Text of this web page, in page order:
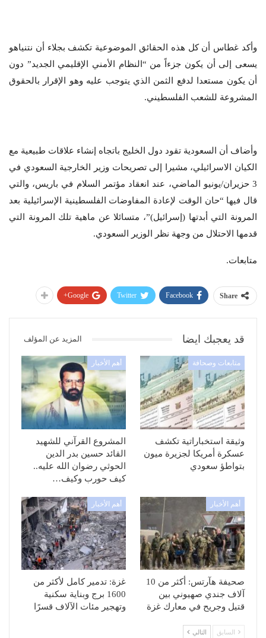
وأكد غطاس أن كل هذه الحقائق الموضوعية تكشف بجلاء أن نتنياهو
يسعى إلى أن يكون جزءاً من “النظام الأمني الإقليمي الجديد” دون
أن يكون مستعدا لدفع الثمن الذي يتوجب عليه وهو الإقرار بالحقوق
المشروعة للشعب الفلسطيني.
وأضاف أن السعودية تقود دول الخليج باتجاه إنشاء علاقات طبيعية مع
الكيان الاسرائيلي، مشيرا إلى تصريحات وزير الخارجية السعودي في
3 حزيران/يونيو الماضي، عند انعقاد مؤتمر السلام في باريس، والتي
قال فيها “حان الوقت لإعادة المفاوضات الفلسطينية الإسرائيلية بعد
المرونة التي أبدتها (إسرائيل)”، متسائلا عن ماهية تلك المرونة التي
قدمها الاحتلال من وجهة نظر الوزير السعودي.
متابعات.
Share
Facebook
Twitter
Google+
قد يعجبك ايضا المزيد عن المؤلف
متابعات وصحافة
وثيقة استخباراتية تكشف
عسكرة أمريكا لجزيرة ميون
بتواطؤ سعودي
أهم الأخبار
المشروع القرآني للشهيد
القائد حسين بدر الدين
الحوثي رضوان الله عليه..
كيف حورب وكيف…
أهم الأخبار
صحيفة هآرتس: أكثر من 10
آلاف جندي صهيوني بين
قتيل وجريح في معارك غزة
أهم الأخبار
غزة: تدمير كامل لأكثر من
1600 برج وبناية سكنية
وتهجير مئات الآلاف قسرًا
السابق التالي